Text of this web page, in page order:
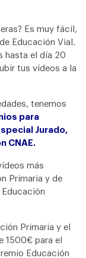
Es muy fácil,
Educación Vial.
hasta el día 20
tus vídeos a la
tenemos
para
Jurado,
CNAE.
más
Primaria y de
Primaria y el
1500€ para el
Educación